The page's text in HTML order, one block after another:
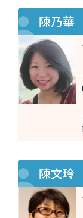
陳乃華
陳文玲